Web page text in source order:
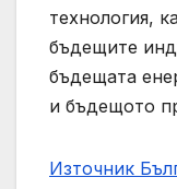
технология,
бъдещите
бъдещата
и бъдещото
Източник